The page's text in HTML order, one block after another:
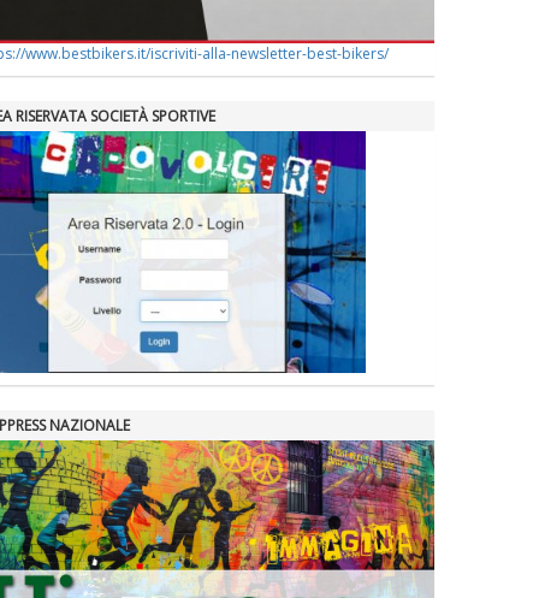
www.bestbikers.it/iscriviti-alla-newsletter-best-bikers/
RISERVATA SOCIETÀ SPORTIVE
NAZIONALE